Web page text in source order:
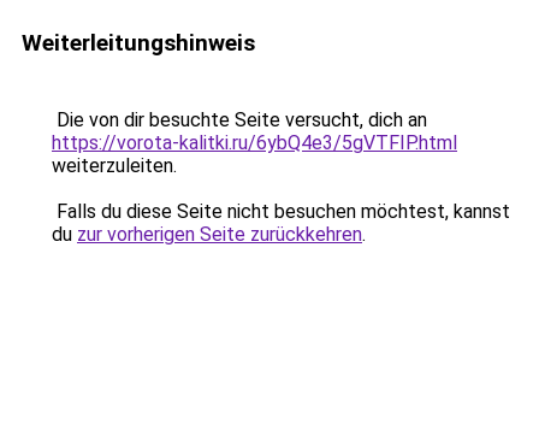
Weiterleitungshinweis
Die von dir besuchte Seite versucht, dich an
https://vorota-kalitki.ru/6ybQ4e3/5gVTFIP.html
weiterzuleiten.
Falls du diese Seite nicht besuchen möchtest, kannst
du zur vorherigen Seite zurückkehren.